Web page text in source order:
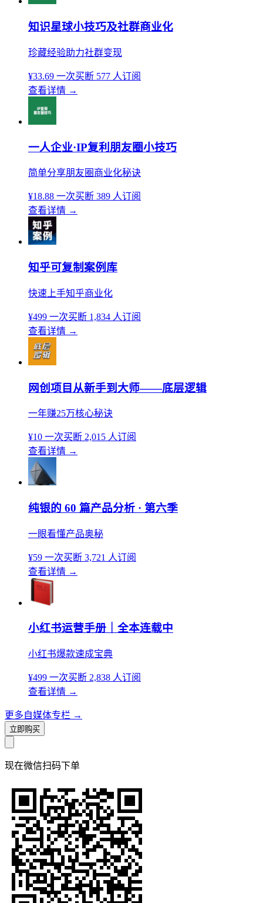
知识星球小技巧及社群商业化
珍藏经验助力社群变现
¥33.69 一次买断 577 人订阅
查看详情 →
一人企业·IP复利朋友圈小技巧
简单分享朋友圈商业化秘诀
¥18.88 一次买断 389 人订阅
查看详情 →
知乎可复制案例库
快速上手知乎商业化
¥499 一次买断 1,834 人订阅
查看详情 →
网创项目从新手到大师——底层逻辑
一年赚25万核心秘诀
¥10 一次买断 2,015 人订阅
查看详情 →
纯银的 60 篇产品分析 · 第六季
一眼看懂产品奥秘
¥59 一次买断 3,721 人订阅
查看详情 →
小红书运营手册｜全本连载中
小红书爆款速成宝典
¥499 一次买断 2,838 人订阅
查看详情 →
更多自媒体专栏 →
立即购买
现在微信扫码下单